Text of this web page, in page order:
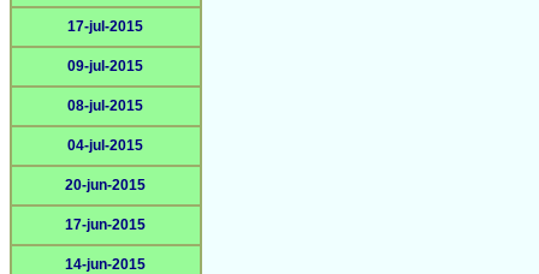
17-jul-2015
09-jul-2015
08-jul-2015
04-jul-2015
20-jun-2015
17-jun-2015
14-jun-2015